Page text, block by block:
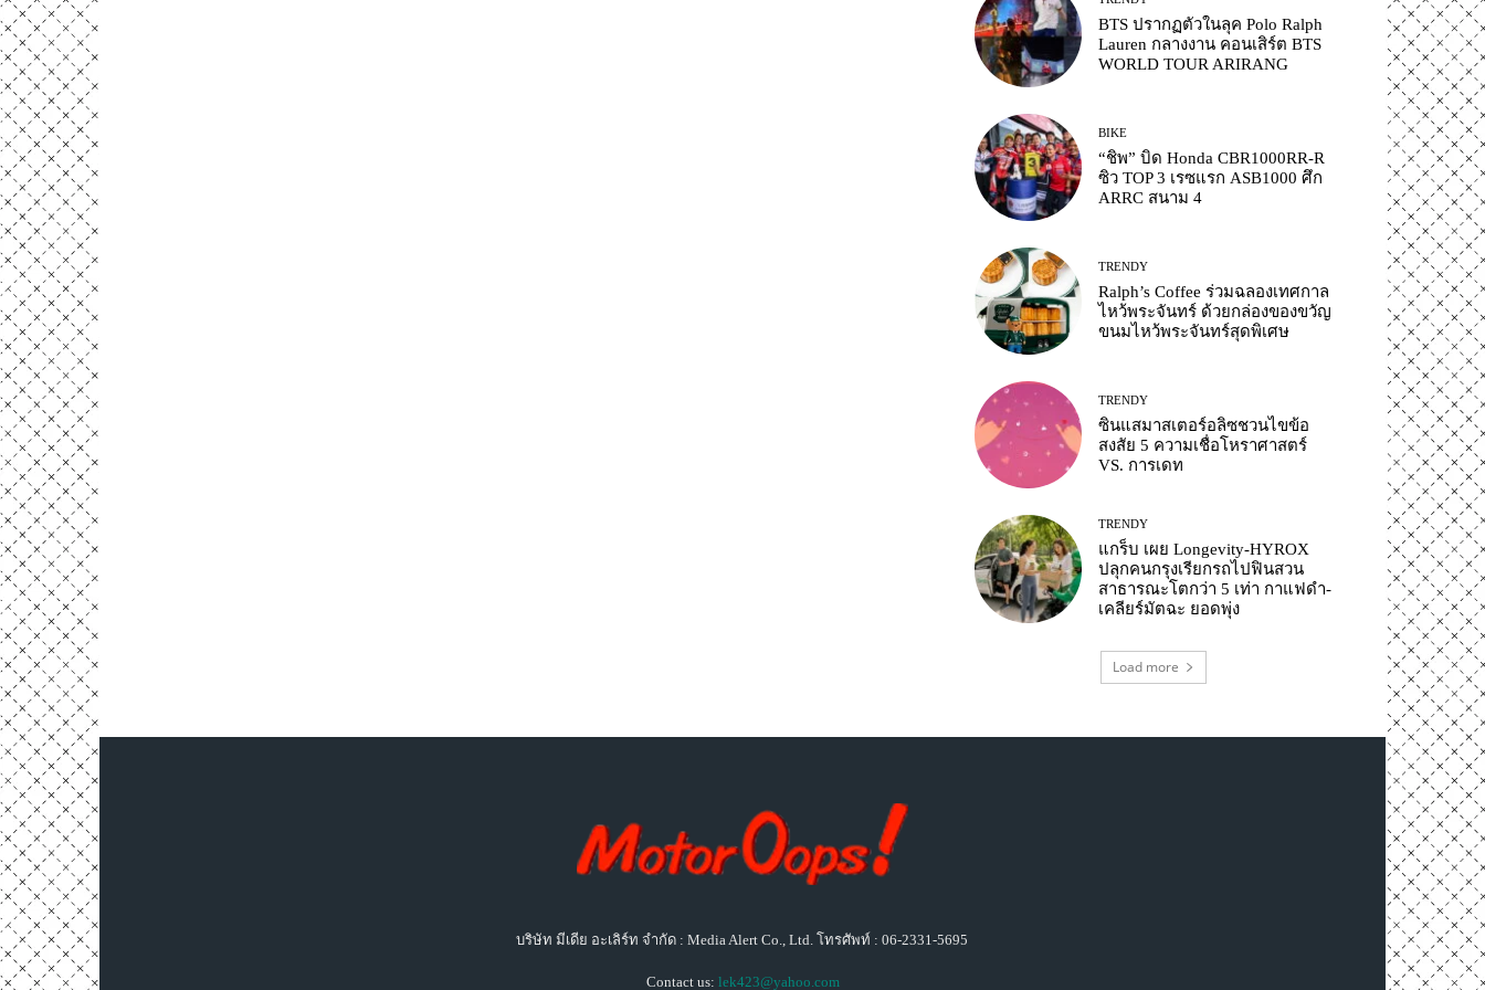
BTS ปรากฏตัวในลุค Polo Ralph
Lauren กลางงาน คอนเสิร์ต BTS
WORLD TOUR ARIRANG
BIKE
“ชิพ” บิด Honda CBR1000RR-R
ซิว TOP 3 เรซแรก ASB1000 ศึก
ARRC สนาม 4
TRENDY
Ralph’s Coffee ร่วมฉลองเทศกาล
ไหว้พระจันทร์ ด้วยกล่องของขวัญ
ขนมไหว้พระจันทร์สุดพิเศษ
TRENDY
ซินแสมาสเตอร์อลิซชวนไขข้อ
สงสัย 5 ความเชื่อโหราศาสตร์
VS. การเดท
TRENDY
แกร็บ เผย Longevity-HYROX
ปลุกคนกรุงเรียกรถไปฟินสวน
สาธารณะโตกว่า 5 เท่า กาแฟดำ-
เคลียร์มัตฉะ ยอดพุ่ง
Load more
บริษัท มีเดีย อะเลิร์ท จำกัด : Media Alert Co., Ltd. โทรศัพท์ : 06-2331-5695
Contact us: lek423@yahoo.com